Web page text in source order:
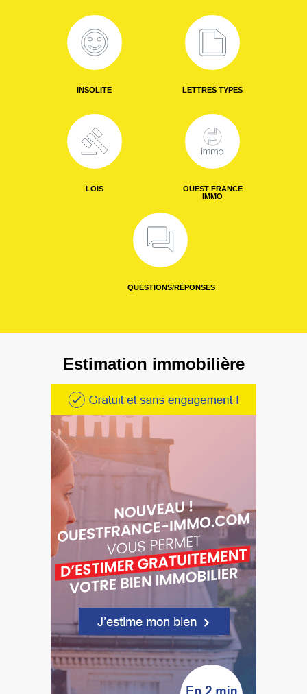
INSOLITE LETTRES TYPES
LOIS
OUEST FRANCE
IMMO
QUESTIONS/RÉPONSES
Estimation immobilière